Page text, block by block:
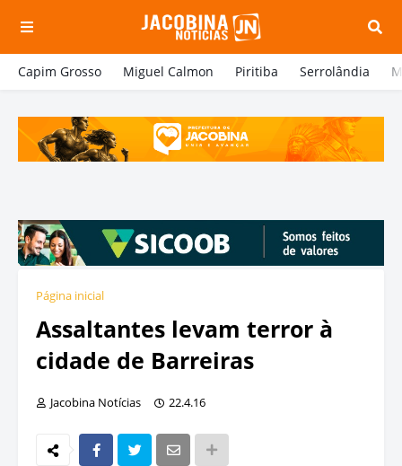
Capim Grosso Miguel Calmon Piritiba Serrolândia
Página inicial
Assaltantes levam terror à
cidade de Barreiras
Jacobina Notícias 22.4.16